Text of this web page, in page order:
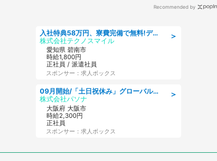
Recommended by
＞
入社特典58万円、寮費完備で無料!デンソーで働こう!自動車工場で小型部品の検査業務 denso aichi
株式会社テクノスマイル
愛知県 碧南市
時給1,800円
正社員 / 派遣社員
スポンサー：求人ボックス
＞
09月開始/「土日祝休み」グローバル企業での産業保健のお仕事/保健師/高時給/残業なし/服装自由
株式会社パソナ
大阪府 大阪市
時給2,300円
正社員
スポンサー：求人ボックス